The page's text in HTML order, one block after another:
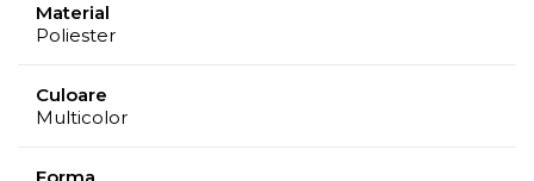
Material
Poliester
Culoare
Multicolor